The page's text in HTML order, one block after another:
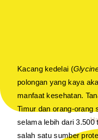
Kacang kedelai (
polongan yang kaya
manfaat kesehatan.
Timur dan orang-orang
selama lebih dari 3.500
salah satu sumber